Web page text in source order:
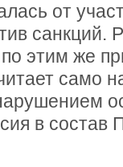
от
санкций.
этим же
само
в состав